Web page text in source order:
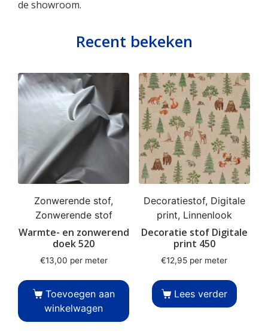
de showroom.
Recent bekeken
Zonwerende stof,
Zonwerende stof
Warmte- en zonwerend
doek 520
€13,00 per meter
Toevoegen aan
winkelwagen
Decoratiestof, Digitale
print, Linnenlook
Decoratie stof Digitale
print 450
€12,95 per meter
Lees verder